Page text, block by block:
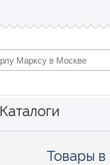
Каталоги
Товары